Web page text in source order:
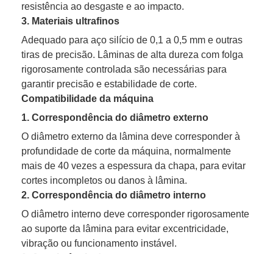
resistência ao desgaste e ao impacto.
3. Materiais ultrafinos
Adequado para aço silício de 0,1 a 0,5 mm e outras
tiras de precisão. Lâminas de alta dureza com folga
rigorosamente controlada são necessárias para
garantir precisão e estabilidade de corte.
Compatibilidade da máquina
1. Correspondência do diâmetro externo
O diâmetro externo da lâmina deve corresponder à
profundidade de corte da máquina, normalmente
mais de 40 vezes a espessura da chapa, para evitar
cortes incompletos ou danos à lâmina.
2. Correspondência do diâmetro interno
O diâmetro interno deve corresponder rigorosamente
ao suporte da lâmina para evitar excentricidade,
vibração ou funcionamento instável.